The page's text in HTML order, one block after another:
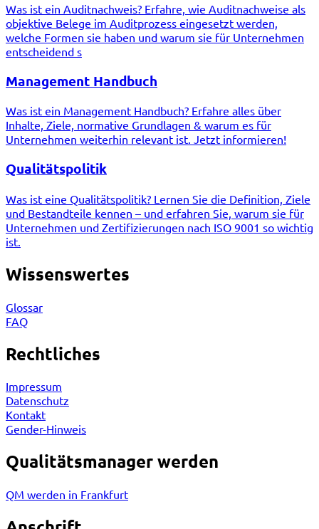
Was ist ein Auditnachweis? Erfahre, wie Auditnachweise als
objektive Belege im Auditprozess eingesetzt werden,
welche Formen sie haben und warum sie für Unternehmen
entscheidend s
Management Handbuch
Was ist ein Management Handbuch? Erfahre alles über
Inhalte, Ziele, normative Grundlagen & warum es für
Unternehmen weiterhin relevant ist. Jetzt informieren!
Qualitätspolitik
Was ist eine Qualitätspolitik? Lernen Sie die Definition, Ziele
und Bestandteile kennen – und erfahren Sie, warum sie für
Unternehmen und Zertifizierungen nach ISO 9001 so wichtig
ist.
Wissenswertes
Glossar
FAQ
Rechtliches
Impressum
Datenschutz
Kontakt
Gender-Hinweis
Qualitätsmanager werden
QM werden in Frankfurt